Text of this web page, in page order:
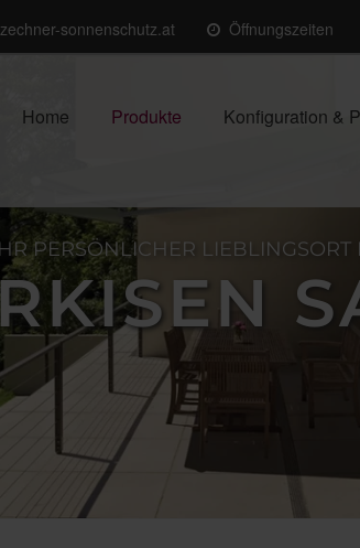
sonnenschutz.at Öffnungszeiten
Home Produkte Konfiguration &
PERSÖNLICHER LIEBLINGSORT